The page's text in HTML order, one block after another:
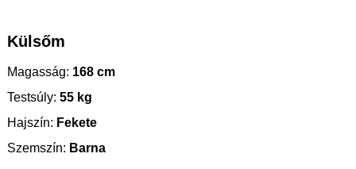
Külsőm
Magasság: 168 cm
Testsúly: 55 kg
Hajszín: Fekete
Szemszín: Barna